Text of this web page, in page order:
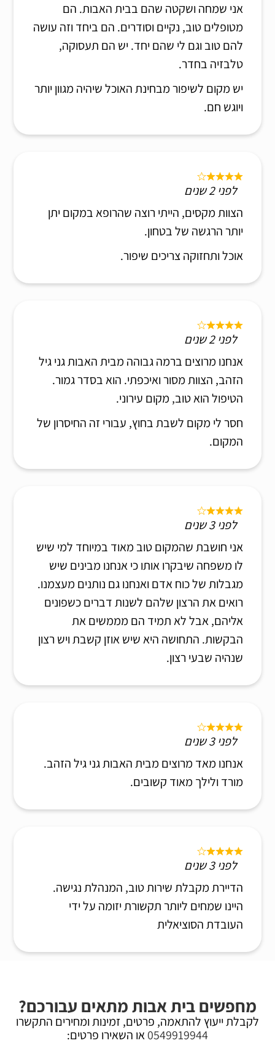
אני שמחה ושקטה שהם בבית האבות. הם
מטופלים טוב, נקיים וסודרים. הם ביחד וזה עושה
להם טוב וגם לי שהם יחד. יש הם תעסוקה,
טלבזיה בחדר.
יש מקום לשיפור מבחינת האוכל שיהיה מגוון יותר
ויוגש חם.
לפני 2 שנים
הצוות מקסים, הייתי רוצה שהרופא במקום יתן
יותר הרגשה של בטחון.
אוכל ותחזוקה צריכים שיפור.
לפני 2 שנים
אנחנו מרוצים ברמה גבוהה מבית האבות גני גיל
הזהב, הצוות מסור ואיכפתי. הוא בסדר גמור.
הטיפול הוא טוב, מקום עירוני.
חסר לי מקום לשבת בחוץ, עבורי זה החיסרון של
המקום.
לפני 3 שנים
אני חושבת שהמקום טוב מאוד במיוחד למי שיש
לו משפחה שיבקרו אותו כי אנחנו מבינים שיש
מגבלות של כוח אדם ואנחנו גם נותנים מעצמנו.
רואים את הרצון שלהם לשנות דברים כשפונים
אליהם, אבל לא תמיד הם מממשים את
הבקשות. התחושה היא שיש אוזן קשבת ויש רצון
שנהיה שבעי רצון.
לפני 3 שנים
אנחנו מאד מרוצים מבית האבות גני גיל הזהב.
מורד ולילך מאוד קשובים.
לפני 3 שנים
הדיירת מקבלת שירות טוב, המנהלת נגישה.
היינו שמחים ליותר תקשורת יזומה על ידי
העובדת הסוציאלית
מחפשים בית אבות מתאים עבורכם?
לקבלת ייעוץ להתאמה, פרטים, זמינות ומחירים התקשרו
0549919944או השאירו פרטים: